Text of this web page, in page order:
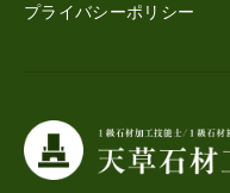
プライバシーポリシー